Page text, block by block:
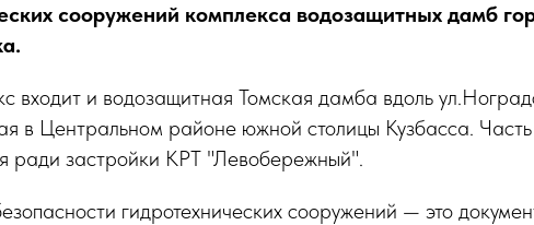
сооружений комплекса водозащитных дамб
входит и водозащитная Томская дамба вдоль
в Центральном районе южной столицы Кузбасса.
ради застройки КРТ "Левобережный".
гидротехнических сооружений — это